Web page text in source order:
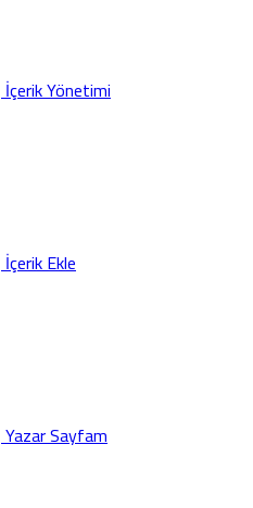
İçerik Yönetimi
İçerik Ekle
Yazar Sayfam